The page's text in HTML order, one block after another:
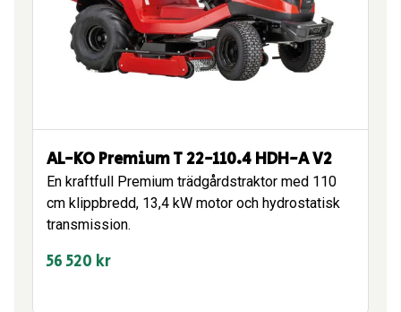
AL-KO Premium T 22-110.4 HDH-A V2
En kraftfull Premium trädgårdstraktor med 110
cm klippbredd, 13,4 kW motor och hydrostatisk
transmission.
56 520 kr